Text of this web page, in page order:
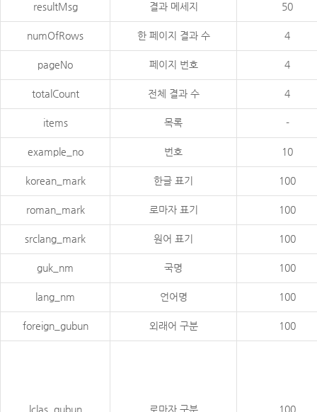
resultMsg 결과 메세지 50
numOfRows 한 페이지 결과 수 4
pageNo 페이지 번호 4
totalCount 전체 결과 수 4
items 목록 -
example_no 번호 10
korean_mark 한글 표기 100
roman_mark 로마자 표기 100
srclang_mark 원어 표기 100
guk_nm 국명 100
lang_nm 언어명 100
foreign_gubun 외래어 구분 100
lclas_gubun 로마자 구분 100